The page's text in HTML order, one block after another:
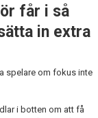
får i så
in extra
spelare om fokus inte
i botten om att få